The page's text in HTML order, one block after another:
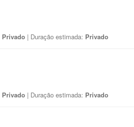
Privado | Duração estimada: Privado
Privado | Duração estimada: Privado